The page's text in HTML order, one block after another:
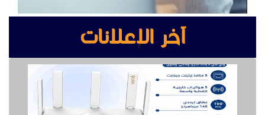
سويتش ريجي سرعة وأداء موثوق لشبكتك